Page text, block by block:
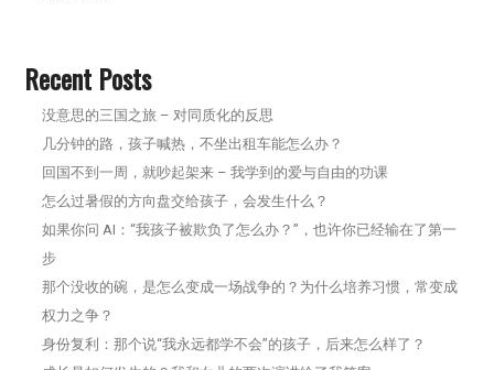
Recent Posts
没意思的三国之旅 – 对同质化的反思
几分钟的路，孩子喊热，不坐出租车能怎么办？
回国不到一周，就吵起架来 – 我学到的爱与自由的功课
怎么过暑假的方向盘交给孩子，会发生什么？
如果你问 AI：“我孩子被欺负了怎么办？”，也许你已经输在了第一
步
那个没收的碗，是怎么变成一场战争的？为什么培养习惯，常变成
权力之争？
身份复利：那个说“我永远都学不会”的孩子，后来怎么样了？